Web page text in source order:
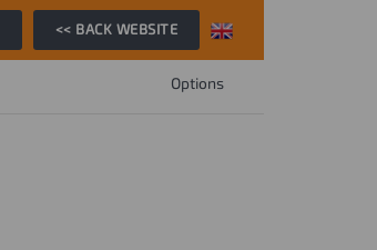
<< BACK WEBSITE
Options